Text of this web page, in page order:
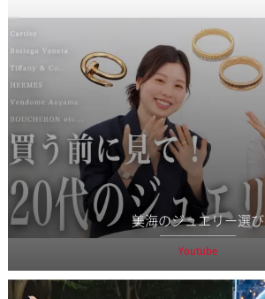
美海のジュエリー選び
Youtube